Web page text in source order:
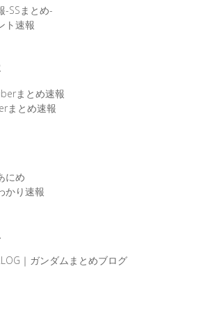
-SSまとめ-
ト速報
まとめ速報
まとめ速報
にめ
かり速報
｜ガンダムまとめブログ